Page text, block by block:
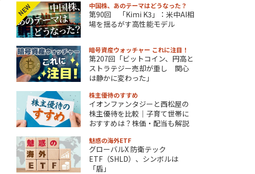
NEW 中国株、あのテーマはどうなった？
第90回 「Kimi K3」：米中AI相
場を揺るがす高性能モデル
暗号資産ウォッチャー これに注目！
第207回「ビットコイン、円高と
ストラテジー売却が重し 関心
は静かに変わった」
株主優待のすすめ
イオンファンタジーと西松屋の
株主優待を比較｜子育て世帯に
おすすめは？株価・配当も解説
魅惑の海外ETF
グローバルX 防衛テック
ETF（SHLD）、シンボルは
「盾」